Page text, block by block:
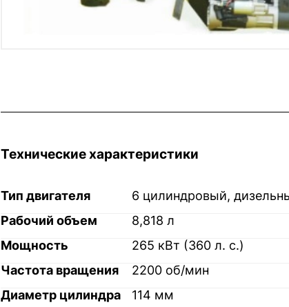
Технические характеристики
Тип двигателя
6 цилиндровый,
Рабочий объем
8,818 л
Мощность
265 кВт (360 л. с.)
Частота вращения
2200 об/мин
Диаметр цилиндра
114 мм